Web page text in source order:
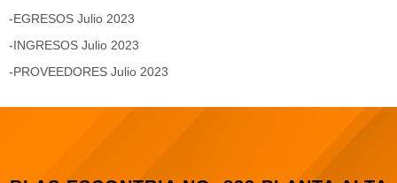
-EGRESOS Julio 2023
-INGRESOS Julio 2023
-PROVEEDORES Julio 2023